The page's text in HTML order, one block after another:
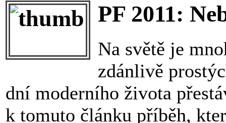
PF 2011:
Na světě je
zdánlivě
dní moderního života
k tomuto článku příběh,